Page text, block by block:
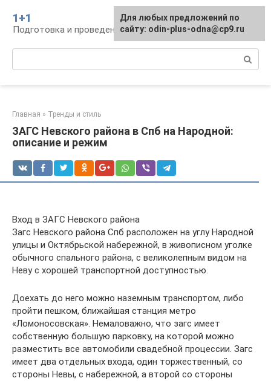
контенту
1+1
Подготовка и проведение свадьбы, традиции
Главная » Тренды и стиль
ЗАГС Невского района в Спб на Народной:
описание и режим
Вход в ЗАГС Невского района
Загс Невского района Спб расположен на углу Народной
улицы и Октябрьской набережной, в живописном уголке
обычного спального района, с великолепным видом на
Неву с хорошей транспортной доступностью.
Доехать до него можно наземным транспортом, либо
пройти пешком, ближайшая станция метро
«Ломоносовская». Немаловажно, что загс имеет
собственную большую парковку, на которой можно
разместить все автомобили свадебной процессии. Загс
имеет два отдельных входа, один торжественный, со
стороны Невы, с набережной, а второй со стороны
Для любых предложений по
сайту: odin-plus-odna@cp9.ru